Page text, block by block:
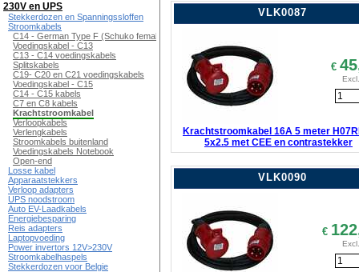
VLK0087
€
Krachtstroomkabel 16A 5 meter
5x2.5 met CEE en contrastekker
VLK0090
€
230V en UPS
Stekkerdozen en Spanningssloffen
Stroomkabels
C14 - German Type F (Schuko female)
Voedingskabel - C13
C13 - C14 voedingskabels
Splitskabels
C19- C20 en C21 voedingskabels
Voedingskabel - C15
C14 - C15 kabels
C7 en C8 kabels
Krachtstroomkabel
Verloopkabels
Verlengkabels
Stroomkabels buitenland
Voedingskabels Notebook
Open-end
Losse kabel
Apparaatstekkers
Verloop adapters
UPS noodstroom
Auto EV-Laadkabels
Energiebesparing
Reis adapters
Laptopvoeding
Power invertors 12V>230V
Stroomkabelhaspels
Stekkerdozen voor Belgie